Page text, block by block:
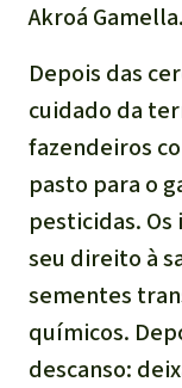
Akroá Gamella.
Depois das
cuidado da
fazendeiros
pasto para o
pesticidas.
seu direito à
sementes
químicos.
descanso: